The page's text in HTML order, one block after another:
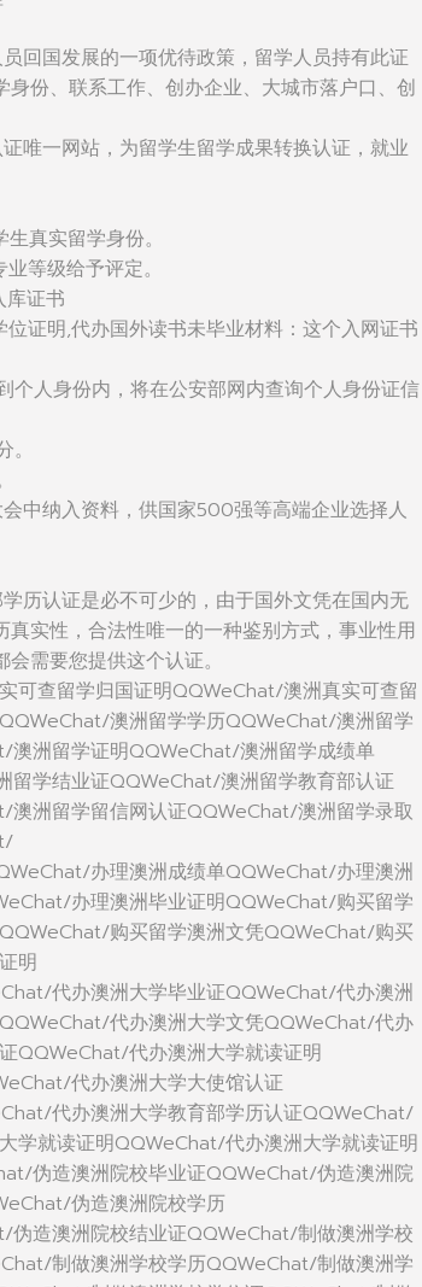
回国发展的一项优待政策，留学人员持有此证
份、联系工作、创办企业、大城市落户口、创
唯一网站，为留学生留学成果转换认证，就业
真实留学身份。
等级给予评定。
库证书
证明,代办国外读书未毕业材料：这个入网证书
个人身份内，将在公安部网内查询个人身份证信
中纳入资料，供国家500强等高端企业选择人
历认证是必不可少的，由于国外文凭在国内无
实性，合法性唯一的一种鉴别方式，事业性用
需要您提供这个认证。
可查留学归国证明QQWeChat/澳洲真实可查留
澳洲留学学历QQWeChat/澳洲留学
洲留学证明QQWeChat/澳洲留学成绩单
学结业证QQWeChat/澳洲留学教育部认证
洲留学留信网认证QQWeChat/澳洲留学录取
办理澳洲成绩单QQWeChat/办理澳洲
办理澳洲毕业证明QQWeChat/购买留学
购买留学澳洲文凭QQWeChat/购买
明
代办澳洲大学毕业证QQWeChat/代办澳洲
代办澳洲大学文凭QQWeChat/代办
QQWeChat/代办澳洲大学就读证明
代办澳洲大学大使馆认证
代办澳洲大学教育部学历认证QQWeChat/
学就读证明QQWeChat/代办澳洲大学就读证明
伪造澳洲院校毕业证QQWeChat/伪造澳洲院
伪造澳洲院校学历
造澳洲院校结业证QQWeChat/制做澳洲学校
制做澳洲学校学历QQWeChat/制做澳洲学